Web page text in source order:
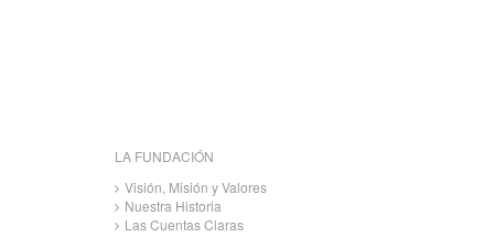
LA FUNDACIÓN
Visión, Misión y Valores
Nuestra Historia
Las Cuentas Claras